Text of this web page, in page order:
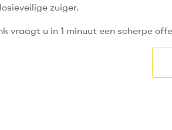
zuiger.
vraagt u in 1 minuut een scherpe